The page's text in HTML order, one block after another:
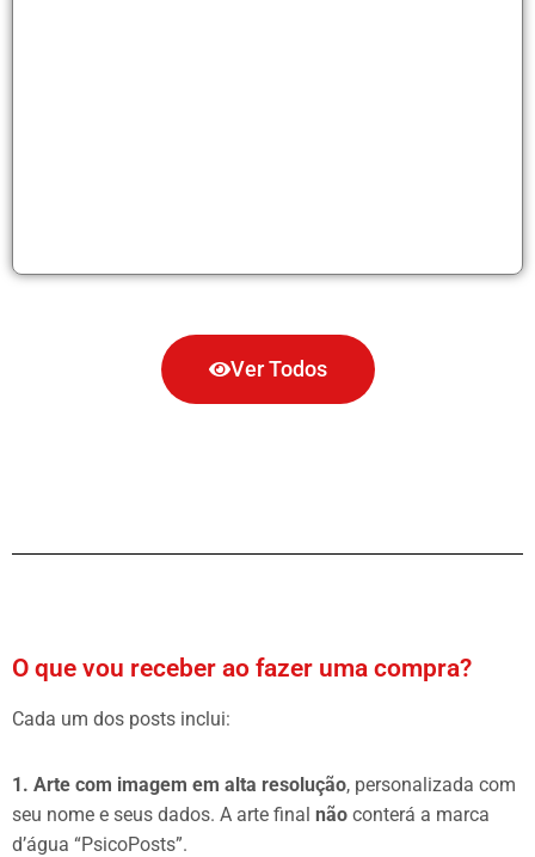
Ver Todos
O que vou receber ao fazer uma compra?
Cada um dos posts inclui:
1. Arte com imagem em alta resolução, personalizada com
seu nome e seus dados. A arte final não conterá a marca
d’água “PsicoPosts”.